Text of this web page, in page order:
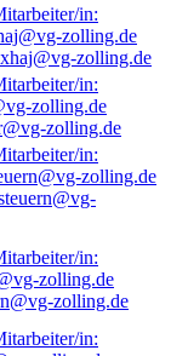
zolling.de
zolling.de
zolling.de